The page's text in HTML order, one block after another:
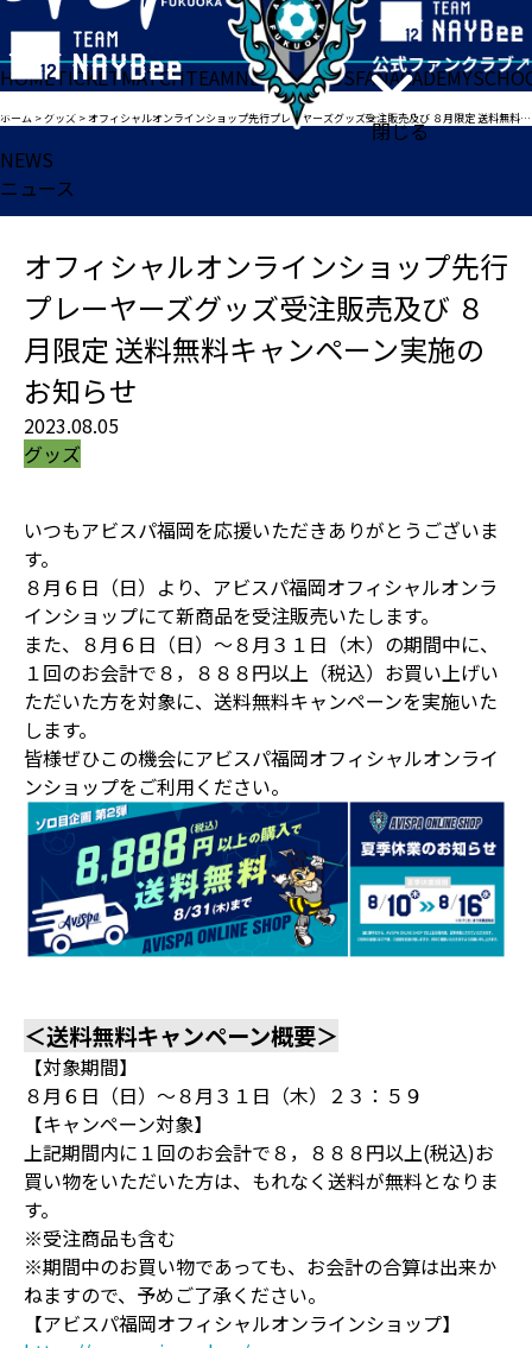
閉じる
HOMETICKETMATCHTEAMNEWSGOODSFANACADEMY
ホーム >グッズ >オフィシャルオンラインショップ先行プレーヤーズグッズ受注販売及び ８月限定 送料無料キャンペーン実施のお知らせ
NEWS
ニュース
オフィシャルオンラインショップ先行
プレーヤーズグッズ受注販売及び ８
月限定 送料無料キャンペーン実施の
お知らせ
2023.08.05
グッズ
いつもアビスパ福岡を応援いただきありがとうございま
す。
８月６日（日）より、アビスパ福岡オフィシャルオンラ
インショップにて新商品を受注販売いたします。
また、８月６日（日）～８月３１日（木）の期間中に、
１回のお会計で８，８８８円以上（税込）お買い上げい
ただいた方を対象に、送料無料キャンペーンを実施いた
します。
皆様ぜひこの機会にアビスパ福岡オフィシャルオンライ
ンショップをご利用ください。
＜送料無料キャンペーン概要＞
【対象期間】
８月６日（日）～８月３１日（木）２３：５９
【キャンペーン対象】
上記期間内に１回のお会計で８，８８８円以上(税込)お
買い物をいただいた方は、もれなく送料が無料となりま
す。
※受注商品も含む
※期間中のお買い物であっても、お会計の合算は出来か
ねますので、予めご了承ください。
【アビスパ福岡オフィシャルオンラインショップ】